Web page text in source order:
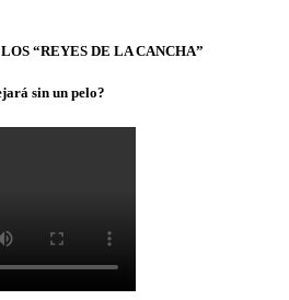
“REYES DE LA CANCHA”
sin un pelo?